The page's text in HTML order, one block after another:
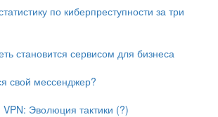
по киберпреступности за три
становится сервисом для бизнеса
свой мессенджер?
Эволюция тактики (?)